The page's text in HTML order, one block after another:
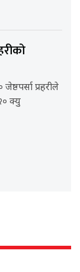
प्रहरीले
क्यु